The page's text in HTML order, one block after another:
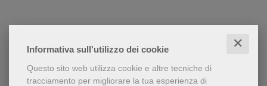
Informativa sull'utilizzo dei cookie ✕
Questo sito web utilizza cookie e altre tecniche di
tracciamento per migliorare la tua esperienza di